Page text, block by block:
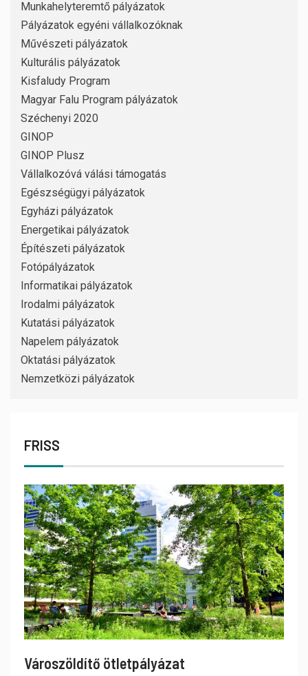
Munkahelyteremtő pályázatok
Pályázatok egyéni vállalkozóknak
Művészeti pályázatok
Kulturális pályázatok
Kisfaludy Program
Magyar Falu Program pályázatok
Széchenyi 2020
GINOP
GINOP Plusz
Vállalkozóvá válási támogatás
Egészségügyi pályázatok
Egyházi pályázatok
Energetikai pályázatok
Építészeti pályázatok
Fotópályázatok
Informatikai pályázatok
Irodalmi pályázatok
Kutatási pályázatok
Napelem pályázatok
Oktatási pályázatok
Nemzetközi pályázatok
FRISS
Városzöldítő ötletpályázat